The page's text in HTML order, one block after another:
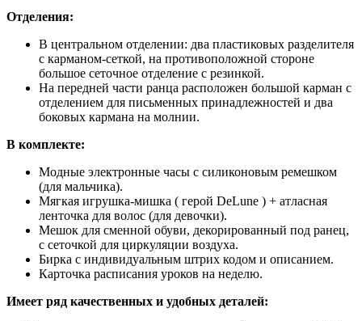
Отделения:
В центральном отделении: два пластиковых разделителя
с карманом-сеткой, на противоположной стороне
большое сеточное отделение с резинкой.
На передней части ранца расположен большой карман с
отделением для письменных принадлежностей и два
боковых кармана на молнии.
В комплекте:
Модные электронные часы с силиконовым ремешком
(для мальчика).
Мягкая игрушка-мишка ( герой DeLune ) + атласная
ленточка для волос (для девочки).
Мешок для сменной обуви, декорированный под ранец,
с сеточкой для циркуляции воздуха.
Бирка с индивидуальным штрих кодом и описанием.
Карточка расписания уроков на неделю.
Имеет ряд качественных и удобных деталей: